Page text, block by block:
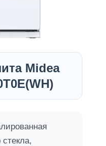
Midea
стекла,